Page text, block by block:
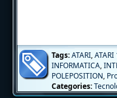
Tags:ATARI,ATARI
INFORMATICA,
POLEPOSITION,
Categories: